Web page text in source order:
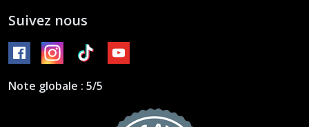
Suivez nous
Note globale : 5/5